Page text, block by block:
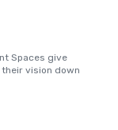
Spaces give
vision down